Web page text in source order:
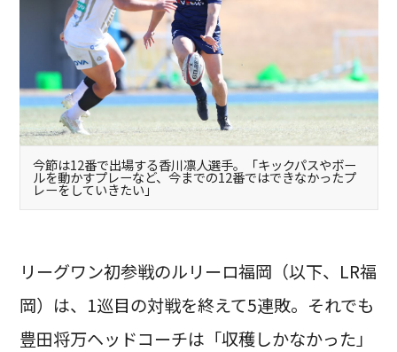
今節は12番で出場する香川凛人選手。「キックパスやボー
ルを動かすプレーなど、今までの12番ではできなかったプ
レーをしていきたい」
リーグワン初参戦のルリーロ福岡（以下、LR福
岡）は、1巡目の対戦を終えて5連敗。それでも
豊田将万ヘッドコーチは「収穫しかなかった」